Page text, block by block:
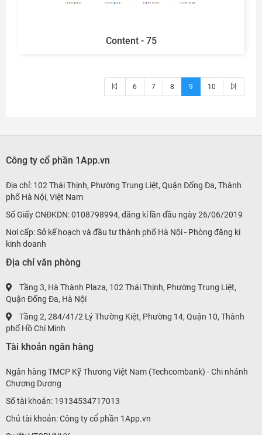
Content - 75
6 7 8 9 10
Công ty cổ phần 1App.vn
Địa chỉ: 102 Thái Thịnh, Phường Trung Liệt, Quận Đống Đa, Thành
phố Hà Nội, Việt Nam
Số Giấy CNĐKDN: 0108798994, đăng kí lần đầu ngày 26/06/2019
Nơi cấp: Sở kế hoạch và đầu tư thành phố Hà Nội - Phòng đăng kí
kinh doanh
Địa chỉ văn phòng
Tầng 3, Hà Thành Plaza, 102 Thái Thịnh, Phường Trung Liệt,
Quận Đống Đa, Hà Nội
Tầng 2, 284/41/2 Lý Thường Kiệt, Phường 14, Quận 10, Thành
phố Hồ Chí Minh
Tài khoản ngân hàng
Ngân hàng TMCP Kỹ Thương Việt Nam (Techcombank) - Chi nhánh
Chương Dương
Số tài khoản: 19134534717013
Chủ tài khoản: Công ty cổ phần 1App.vn